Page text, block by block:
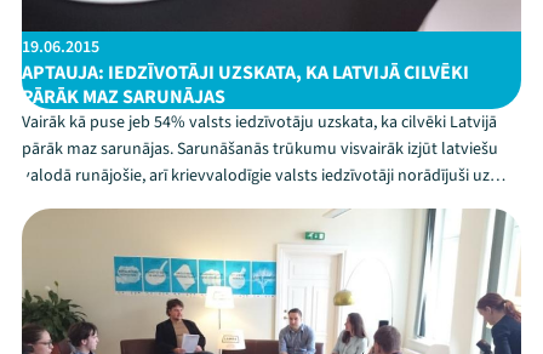
19.06.2015
APTAUJA: IEDZĪVOTĀJI UZSKATA, KA LATVIJĀ CILVĒKI
PĀRĀK MAZ SARUNĀJAS
Vairāk kā puse jeb 54% valsts iedzīvotāju uzskata, ka cilvēki Latvijā
pārāk maz sarunājas. Sarunāšanās trūkumu visvairāk izjūt latviešu
valodā runājošie, arī krievvalodīgie valsts iedzīvotāji norādījuši uz
sarunu trūkumu Latvijas iedzīvotāju vidū. Savstarpējās saziņas un
komunikācijas daudzumu par p...